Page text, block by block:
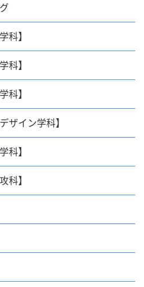
科】
科】
科】
ザイン学科】
科】
科】